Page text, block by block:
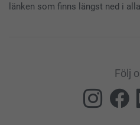
länken som finns längst ned i
Följ